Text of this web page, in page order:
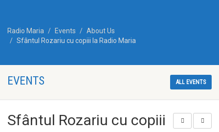
Radio Maria Events
About Us
Sfântul Rozariu cu copiii la Radio Maria
EVENTS ALL EVENTS
Sfântul Rozariu cu copiii